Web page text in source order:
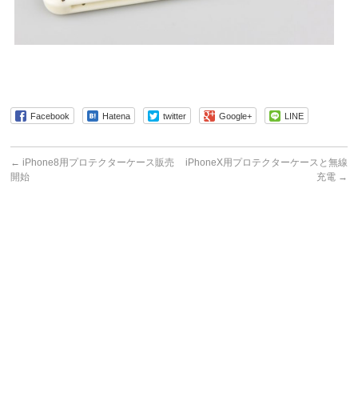
Facebook Hatena twitter Google+ LINE
← iPhone8用プロテクターケース販売
開始
iPhoneX用プロテクターケースと無線
充電 →